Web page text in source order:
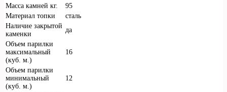
Масса камней кг.
95
Материал топки
сталь
Наличие закрытой
каменки
да
Объем парилки
максимальный
(куб. м.)
16
Объем парилки
минимальный
(куб. м.)
12